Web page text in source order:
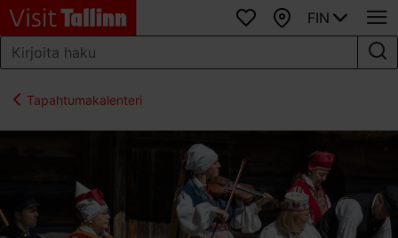
SuosikitKartta
FIN
Tapahtumakalenteri